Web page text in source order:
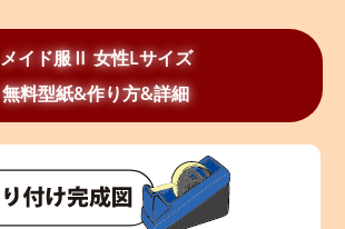
メイド服Ⅱ 女性Lサイズ
無料型紙&作り方&詳細